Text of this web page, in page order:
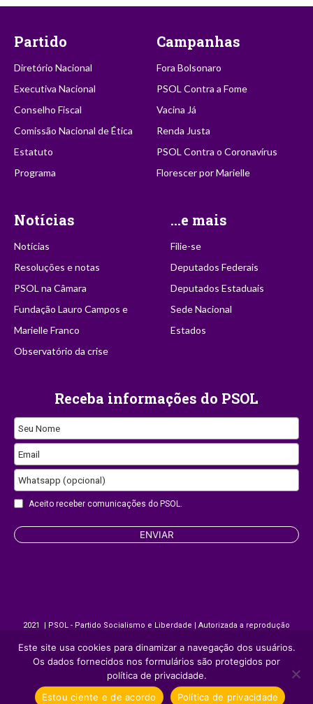
Partido
Diretório Nacional
Executiva Nacional
Conselho Fiscal
Comissão Nacional de Ética
Estatuto
Programa
Campanhas
Fora Bolsonaro
PSOL Contra a Fome
Vacina Já
Renda Justa
PSOL Contra o Coronavírus
Florescer por Marielle
Notícias
Notícias
Resoluções e notas
PSOL na Câmara
Fundação Lauro Campos e
Marielle Franco
Observatório da crise
...e mais
Filie-se
Deputados Federais
Deputados Estaduais
Sede Nacional
Estados
Receba informações do PSOL
Seu Nome
Email
Whatsapp (opcional)
EmailAceito receber comunicações do PSOL.
ENVIAR
2021 | PSOL - Partido Socialismo e Liberdade | Autorizada a reprodução
Site desenvolvido porAppmobi
Este site usa cookies para dinamizar a navegação dos usuários.
Os dados fornecidos nos formulários são protegidos por
política de privacidade.
Estou ciente e de acordo
Política de privacidade